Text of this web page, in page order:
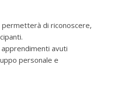
permetterà di riconoscere,
avuti
personale e